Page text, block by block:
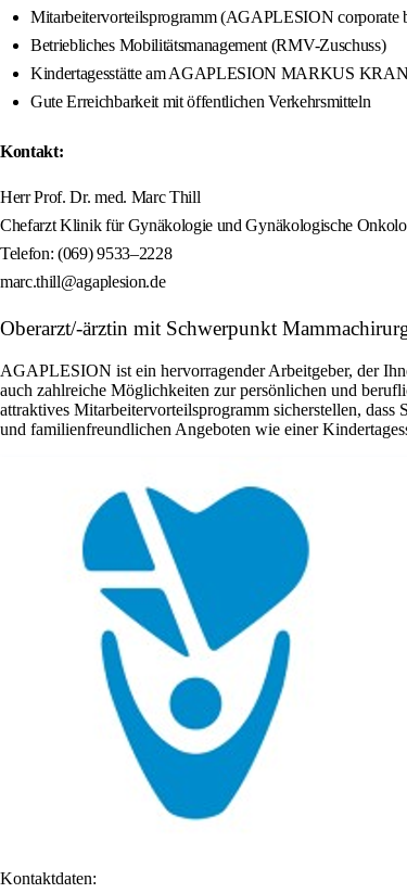
Mitarbeitervorteilsprogramm (AGAPLESION corporate
Betriebliches Mobilitätsmanagement (RMV-Zuschuss)
Kindertagesstätte am AGAPLESION MARKUS
Gute Erreichbarkeit mit öffentlichen Verkehrsmitteln
Kontakt:
Herr Prof. Dr. med. Marc Thill
Chefarzt Klinik für Gynäkologie und Gynäkologische
Telefon: (069) 9533–2228
marc.thill@agaplesion.de
Oberarzt/-ärztin mit Schwerpunkt
AGAPLESION ist ein hervorragender Arbeitgeber, der
auch zahlreiche Möglichkeiten zur persönlichen und
attraktives Mitarbeitervorteilsprogramm sicherstellen,
und familienfreundlichen Angeboten wie einer
Kontaktdaten: